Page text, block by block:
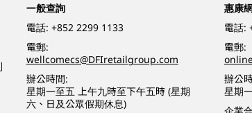
一般查詢
電話: +852 2299 1133
電郵:
wellcomecs@DFIretailgroup.com
辦公時間:
星期一至五 上午九時至下午五時 (星期
六、日及公眾假期休息)
惠康
電話:
電郵:
辦公
星期